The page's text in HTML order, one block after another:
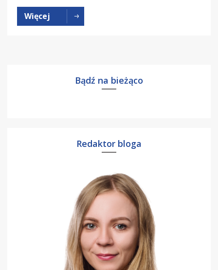
Więcej
Bądź na bieżąco
Redaktor bloga